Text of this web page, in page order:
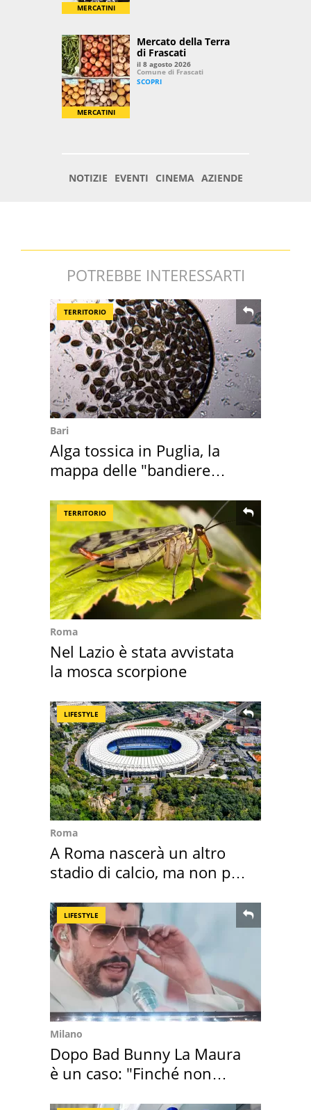
POTREBBE INTERESSARTI
TERRITORIO
Bari
Alga tossica in Puglia, la
mappa delle "bandiere
TERRITORIO
Roma
Nel Lazio è stata avvistata
la mosca scorpione
LIFESTYLE
Roma
A Roma nascerà un altro
stadio di calcio, ma non per
LIFESTYLE
Milano
Dopo Bad Bunny La Maura
è un caso: "Finché non